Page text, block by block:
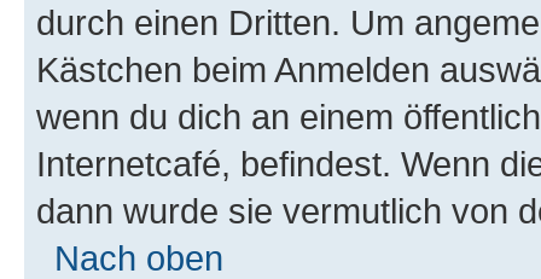
durch einen Dritten. Um
Kästchen beim Anmelden
wenn du dich an einem
Internetcafé, befindest. Wenn
dann wurde sie vermutlich von
Nach oben